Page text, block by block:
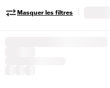
Masquer les filtres